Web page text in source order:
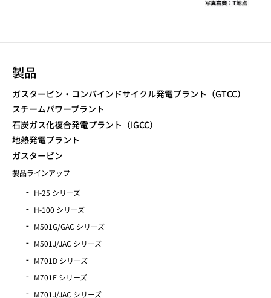
製品
ガスタービン・コンバインドサイクル発電プラント（GTCC）
スチームパワープラント
石炭ガス化複合発電プラント（IGCC）
地熱発電プラント
ガスタービン
製品ラインアップ
H-25 シリーズ
H-100 シリーズ
M501G/GAC シリーズ
M501J/JAC シリーズ
M701D シリーズ
M701F シリーズ
M701J/JAC シリーズ